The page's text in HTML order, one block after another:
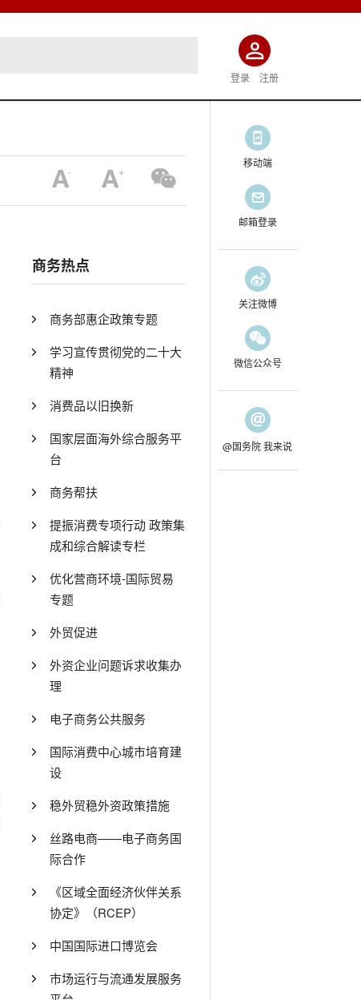
登录 注册
商务热点
商务部惠企政策专题
学习宣传贯彻党的二十大
精神
消费品以旧换新
国家层面海外综合服务平
台
商务帮扶
提振消费专项行动 政策集
成和综合解读专栏
优化营商环境-国际贸易
专题
外贸促进
外资企业问题诉求收集办
理
电子商务公共服务
国际消费中心城市培育建
设
稳外贸稳外资政策措施
丝路电商——电子商务国
际合作
《区域全面经济伙伴关系
协定》（RCEP）
中国国际进口博览会
市场运行与流通发展服务
移动端
邮箱登录
关注微博
微信公众号
@国务院 我来说